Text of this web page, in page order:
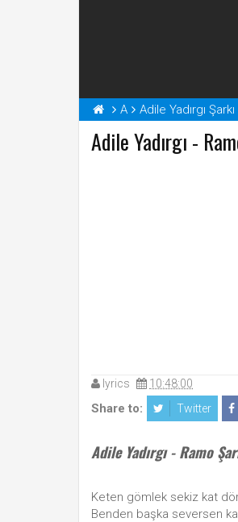
A Adile Yadırgı
Adile Yadırgı -
lyrics 10:48:00
Share to: Twitter
Adile Yadırgı - Ramo
Keten gömlek sekiz kat
Benden başka seversen